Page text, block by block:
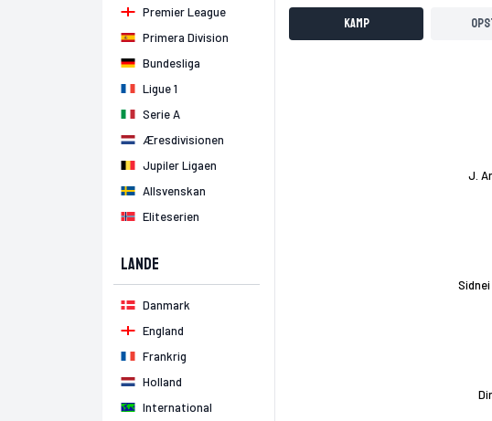
Kamp
J.
Premier League
Primera Division
Bundesliga
Ligue 1
Serie A
Æresdivisionen
Jupiler Ligaen
Allsvenskan
Eliteserien
Lande
Danmark
England
Frankrig
Holland
International